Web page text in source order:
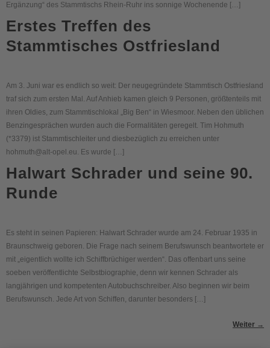
Ergänzung“ des Stammtischs Rhein-Ruhr ins sonnige Wochenende […]
Erstes Treffen des
Stammtisches Ostfriesland
Am 3. Juni war es endlich so weit: Der neugegründete Stammtisch Ostfriesland
traf sich zum ersten Mal. Auf Anhieb kamen gleich 9 Personen, größtenteils mit
ihren Oldies, zum Stammtischlokal „Big Ben“ in Wiesmoor. Neben den üblichen
Benzingesprächen wurden auch die Formalitäten geregelt. Tim Hohmuth
(*3379) ist Stammtischleiter und diesbezüglich zu erreichen unter
hohmuth@alt-opel.eu. Es wurde […]
Halwart Schrader und seine 90.
Runde
Es steht in seinen Papieren: Halwart Schrader wurde am 24. Februar 1935 in
Braunschweig geboren. Die Frage nach seinem Berufswunsch beantwortete er
mit „eigentlich wollte ich Schiffbrüchiger werden“. Das offenbart uns seine
soeben veröffentlichte Selbstbiographie, denn wir kennen Schrader als
langjährigen und kompetenten Autobuchschreiber. Also beginnen wir beim
Berufswunsch. Jede Art von Schiffen, darunter besonders […]
Weiter →